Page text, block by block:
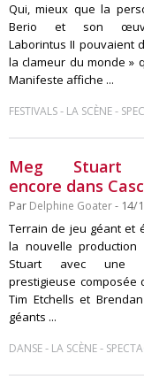
Qui, mieux que la
Berio et son
Laborintus II pouvaient
la clameur du monde »
Manifeste affiche ...
FESTIVALS- LA SCÈNE-
Meg Stuart
encore dans
Par Delphine Goater- 14/
Terrain de jeu géant et
la nouvelle production
Stuart avec une
prestigieuse composée
Tim Etchells et
géants ...
DANSE- LA SCÈNE-